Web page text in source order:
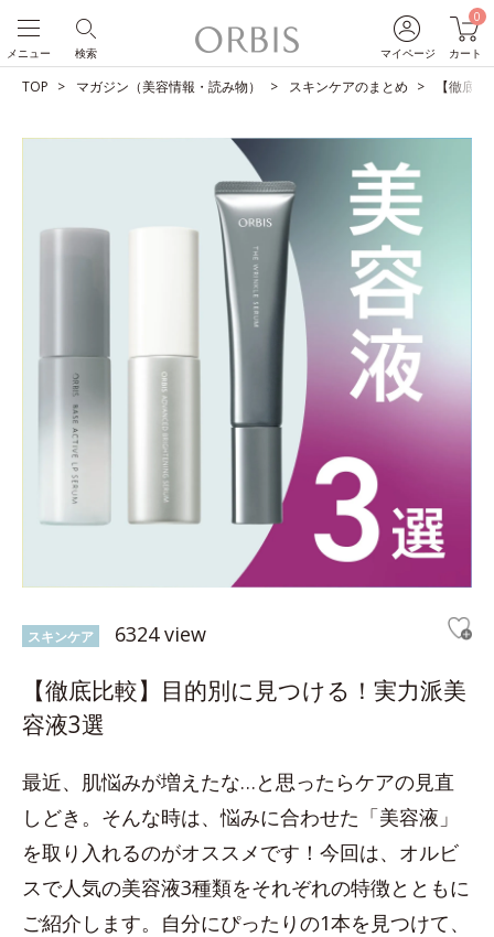
マイページ
0
カート
検索
メニュー
TOP マガジン（美容情報・読み物） スキンケアのまとめ 【徹底
スキンケア 6324 view
【徹底比較】目的別に見つける！実力派美
容液3選
最近、肌悩みが増えたな…と思ったらケアの見直
しどき。そんな時は、悩みに合わせた「美容液」
を取り入れるのがオススメです！今回は、オルビ
スで人気の美容液3種類をそれぞれの特徴とともに
ご紹介します。自分にぴったりの1本を見つけて、